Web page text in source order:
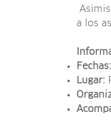
a los
Fechas:
Lugar: